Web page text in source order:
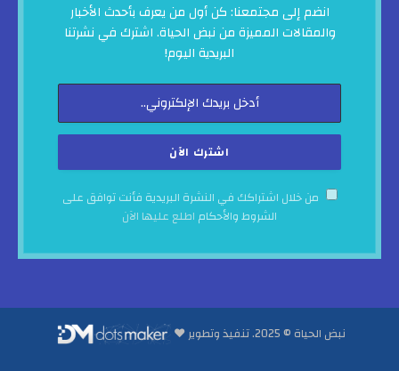
انضم إلى مجتمعنا: كن أول من يعرف بأحدث الأخبار
والمقالات المميزة من نبض الحياة. اشترك في نشرتنا
البريدية اليوم!
من خلال اشتراكك في النشرة البريدية فأنت توافق على
الشروط والأحكام اطلع عليها الآن
نبض الحياة © 2025. تنفيذ وتطوير ♥